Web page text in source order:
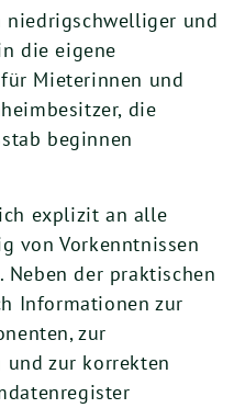
niedrigschwelliger und
die eigene
Mieterinnen und
die
beginnen
explizit an alle
von Vorkenntnissen
der praktischen
Informationen zur
zur
und zur korrekten